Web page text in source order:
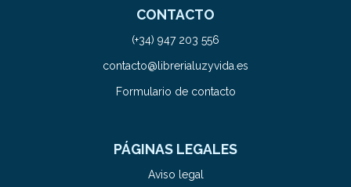
CONTACTO
(+34) 947 203 556
contacto@librerialuzyvida.es
Formulario de contacto
PÁGINAS LEGALES
Aviso legal